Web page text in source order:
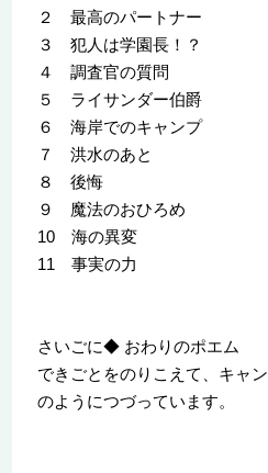
２ 最高のパートナー
３ 犯人は学園長！？
４ 調査官の質問
５ ライサンダー伯爵
６ 海岸でのキャンプ
７ 洪水のあと
８ 後悔
９ 魔法のおひろめ
10 海の異変
11 事実の力
さいごに◆ おわりのポエム
できごとをのりこえて、キャ
のようにつづっています。